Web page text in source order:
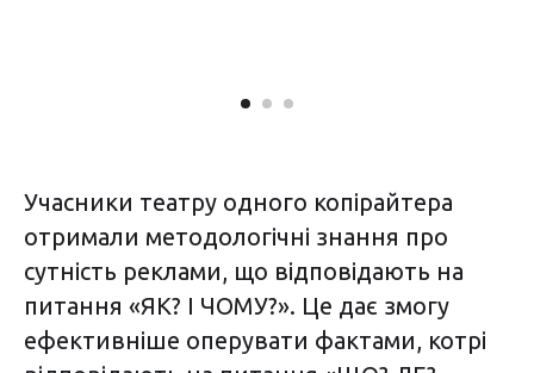
Учасники театру одного копірайтера
отримали методологічні знання про
сутність реклами, що відповідають на
питання «ЯК? І ЧОМУ?». Це дає змогу
ефективніше оперувати фактами, котрі